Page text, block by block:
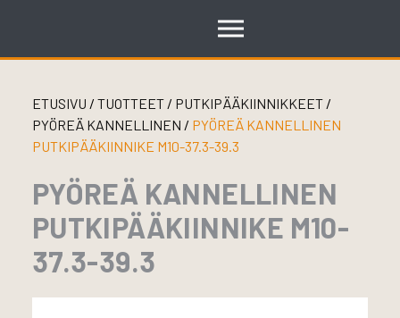
ETUSIVU / TUOTTEET/ PUTKIPÄÄKIINNIKKEET /
PYÖREÄ KANNELLINEN / PYÖREÄ KANNELLINEN
PUTKIPÄÄKIINNIKE M10-37.3-39.3
PYÖREÄ KANNELLINEN
PUTKIPÄÄKIINNIKE M10-
37.3-39.3